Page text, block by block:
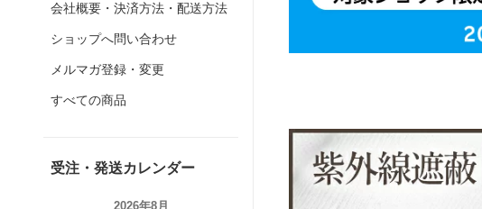
会社概要・決済方法・配送方法
ショップへ問い合わせ
メルマガ登録・変更
すべての商品
受注・発送カレンダー
2026年8月